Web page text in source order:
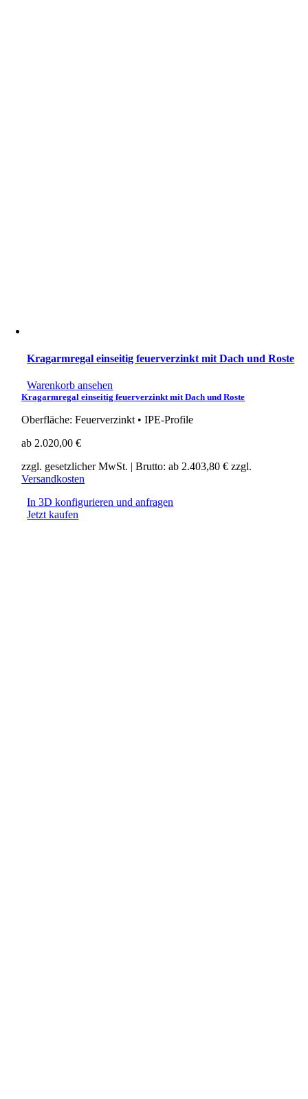
Kragarmregal einseitig feuerverzinkt mit Dach und Roste
Warenkorb ansehen
Kragarmregal einseitig feuerverzinkt mit Dach und Roste
Oberfläche: Feuerverzinkt • IPE-Profile
ab 2.020,00€
zzgl. gesetzlicher MwSt. | Brutto: ab 2.403,80€ zzgl.
Versandkosten
In 3D konfigurieren und anfragen
Jetzt kaufen